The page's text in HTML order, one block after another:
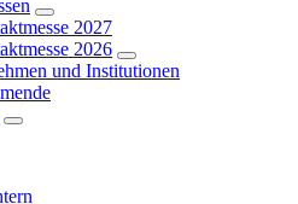
2027
2026
und Institutionen